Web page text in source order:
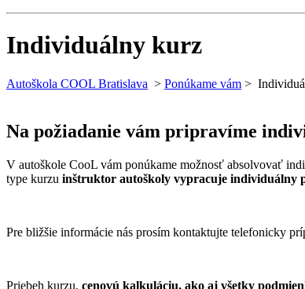
Close
Individuálny kurz
Autoškola COOL Bratislava > Ponúkame vám >
Na požiadanie vám pripravíme
V autoškole CooL vám ponúkame možnosť absolvovať
type kurzu inštruktor autoškoly vypracuje individuálny
Pre bližšie informácie nás prosím kontaktujte telefonicky
Priebeh kurzu, cenovú kalkuláciu, ako aj všetky